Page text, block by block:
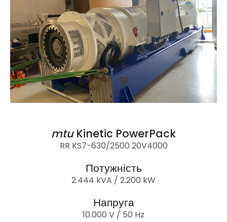
mtuKinetic PowerPack
RR KS7-630/2500 20V4000
Потужність
2.444 kVA / 2.200 kW
Напруга
10.000 V / 50 Hz